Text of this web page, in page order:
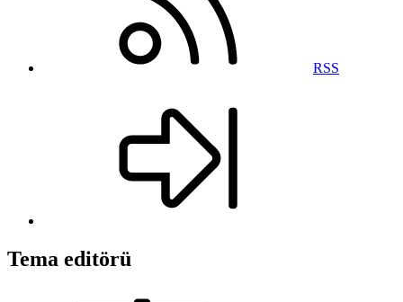
RSS
Tema editörü